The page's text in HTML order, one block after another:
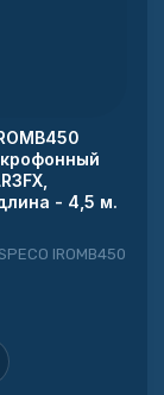
- 4,5 м.
IROMB450